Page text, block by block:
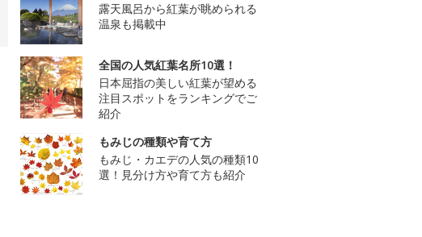
露天風呂から紅葉が眺められる
温泉も掲載中
全国の人気紅葉名所10選！
日本屈指の美しい紅葉が望める
注目スポットをランキングでご
紹介
もみじの種類や育て方
もみじ・カエデの人気の種類10
選！見分け方や育て方も紹介